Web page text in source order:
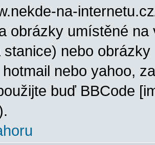
na-
obrázky umístěné
stanice) nebo
nebo yahoo,
buď BBCode